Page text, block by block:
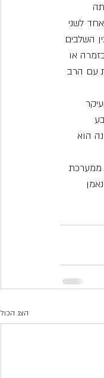
לשני
השלבים
או
עם הרב
הוא
ממערכת
הצג הכול